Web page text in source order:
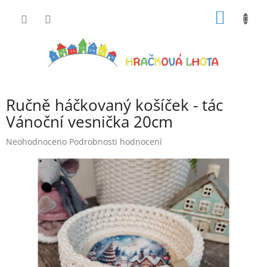
Ručně háčkovaný košíček - tác
Vánoční vesnička 20cm
Průměrné
produktu
hvězdiček.
Neohodnoceno Podrobnosti hodnocení